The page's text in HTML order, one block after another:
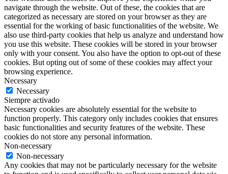
navigate through the website. Out of these, the cookies that are
categorized as necessary are stored on your browser as they are
essential for the working of basic functionalities of the website. We
also use third-party cookies that help us analyze and understand how
you use this website. These cookies will be stored in your browser
only with your consent. You also have the option to opt-out of these
cookies. But opting out of some of these cookies may affect your
browsing experience.
Necessary
Necessary
Siempre activado
Necessary cookies are absolutely essential for the website to
function properly. This category only includes cookies that ensures
basic functionalities and security features of the website. These
cookies do not store any personal information.
Non-necessary
Non-necessary
Any cookies that may not be particularly necessary for the website